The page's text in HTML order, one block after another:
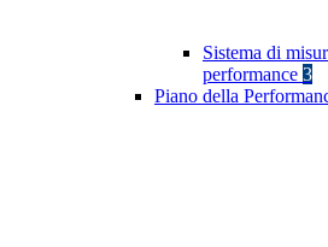
Sistema di
performance 3
Piano della